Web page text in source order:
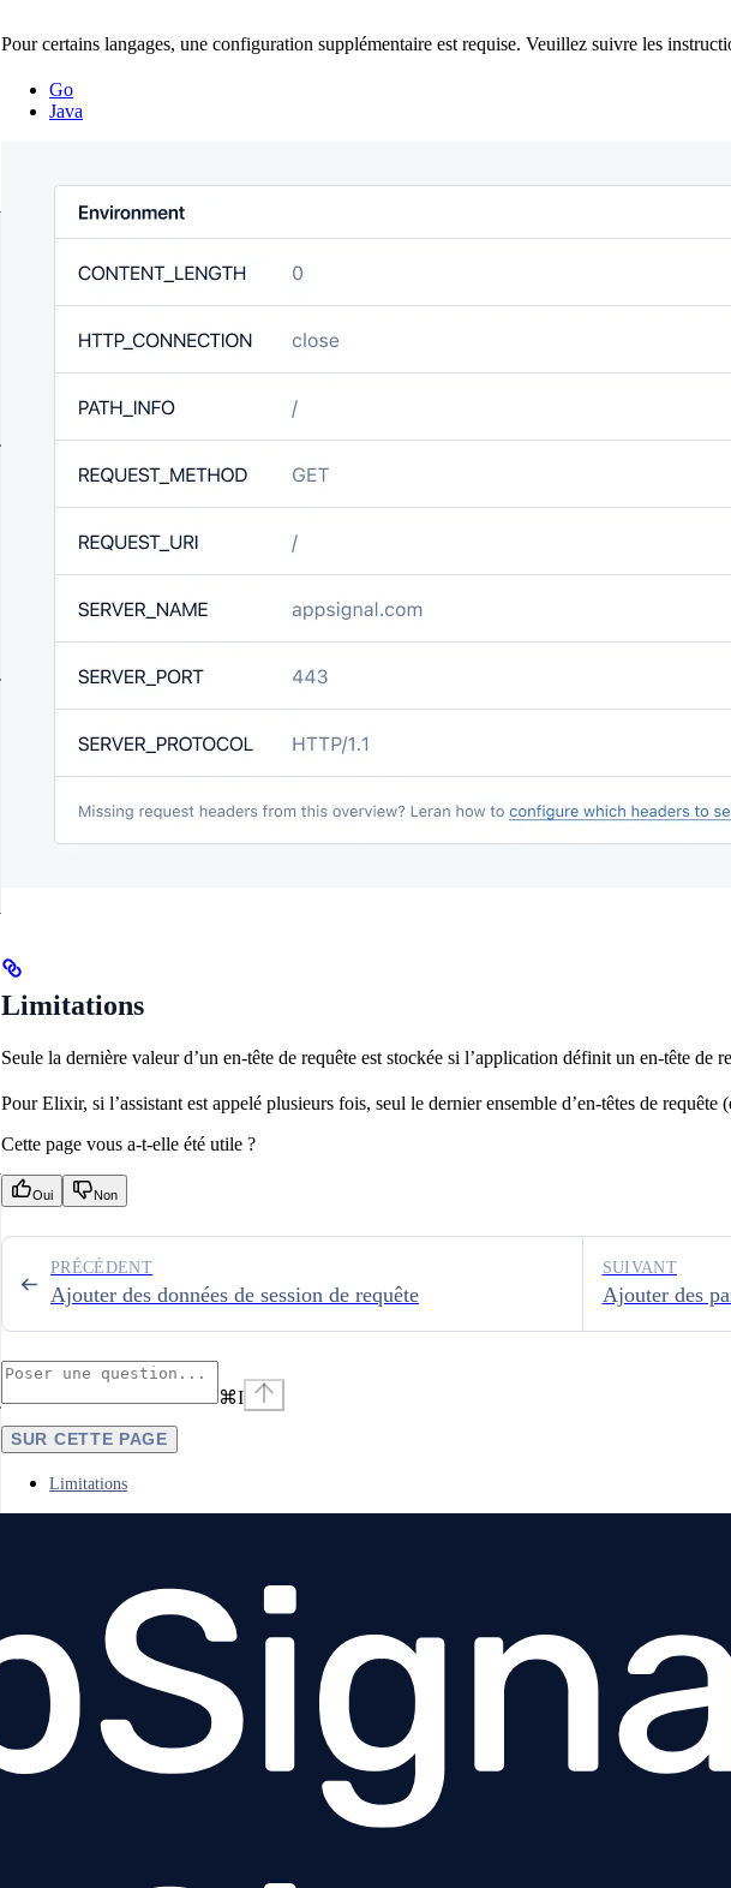
Pour certains langages, une configuration supplémentaire est requise. Veuillez suivre les
Go
Java
Limitations
Seule la dernière valeur d’un en-tête de requête est stockée si l’application définit un en-tête de
Pour Elixir, si l’assistant est appelé plusieurs fois, seul le dernier ensemble d’en-têtes de requête
Cette page vous a-t-elle été utile ?
Oui Non
Ajouter des données de session de requête
PRÉCÉDENT
Ajouter des
SUIVANT
⌘I
SUR CETTE PAGE
Limitations